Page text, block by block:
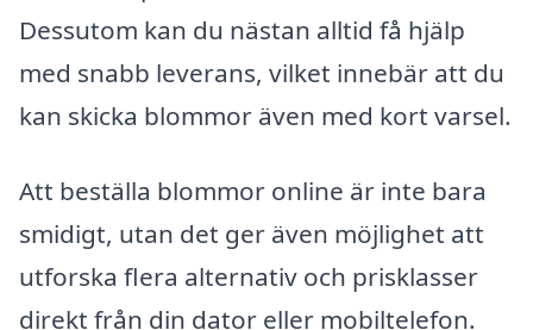
Dessutom kan du nästan alltid få hjälp
med snabb leverans, vilket innebär att du
kan skicka blommor även med kort varsel.
Att beställa blommor online är inte bara
smidigt, utan det ger även möjlighet att
utforska flera alternativ och prisklasser
direkt från din dator eller mobiltelefon.